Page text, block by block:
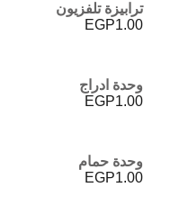
ترابيزة تلفزيون
EGP1.00
وحدة ادراج
EGP1.00
وحدة حمام
EGP1.00